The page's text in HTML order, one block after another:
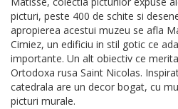
picturi, peste 400 de schite si
apropierea acestui muzeu se afla
Cimiez, un edificiu in stil gotic ce
importante. Un alt obiectiv ce
Ortodoxa rusa Saint Nicolas.
catedrala are un decor bogat, cu
picturi murale.